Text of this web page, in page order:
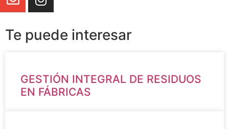
Te puede interesar
GESTIÓN INTEGRAL DE RESIDUOS
EN FÁBRICAS